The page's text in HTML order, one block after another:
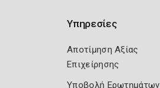
Υπηρεσίες
Αποτίμηση Αξίας
Επιχείρησης
Υποβολή Ερωτημάτων